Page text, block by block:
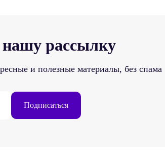
рассылку
и полезные материалы, без спама
Подписаться